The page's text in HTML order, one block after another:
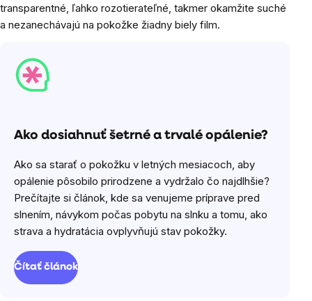
transparentné, ľahko rozotierateľné, takmer okamžite suché
a nezanechávajú na pokožke žiadny biely film.
Ako dosiahnuť šetrné a trvalé opálenie?
Ako sa starať o pokožku v letných mesiacoch, aby
opálenie pôsobilo prirodzene a vydržalo čo najdlhšie?
Prečítajte si článok, kde sa venujeme príprave pred
slnením, návykom počas pobytu na slnku a tomu, ako
strava a hydratácia ovplyvňujú stav pokožky.
Čítať článok